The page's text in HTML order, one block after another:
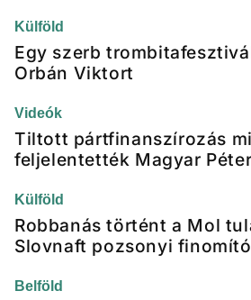
Külföld
Egy szerb
Orbán Viktort
Videók
Tiltott pártfinanszírozás
feljelentették Magyar
Külföld
Robbanás történt a Mol
Slovnaft pozsonyi
Belföld